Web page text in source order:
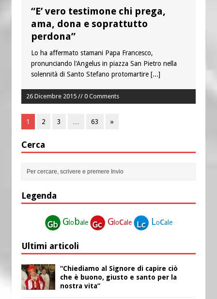
“E’ vero testimone chi prega,
ama, dona e soprattutto
perdona”
Lo ha affermato stamani Papa Francesco,
pronunciando l'Angelus in piazza San Pietro nella
solennità di Santo Stefano protomartire [...]
26 Dicembre 2015 // 0 Comments
1 2 3 63 »
Cerca
Legenda
Globale Glocale Locale
Ultimi articoli
“Chiediamo al Signore di capire ciò
che è buono, giusto e santo per la
nostra vita”